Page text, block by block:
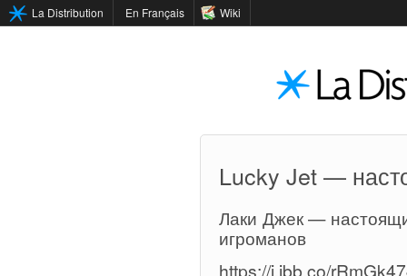
La Distribution En Français Wiki
Lucky Jet —
Лаки Джек —
игроманов
https://i.ibb.co/